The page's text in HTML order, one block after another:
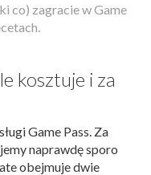
co) zagracie w Game
kosztuje i za
Game Pass. Za
naprawdę sporo
obejmuje dwie